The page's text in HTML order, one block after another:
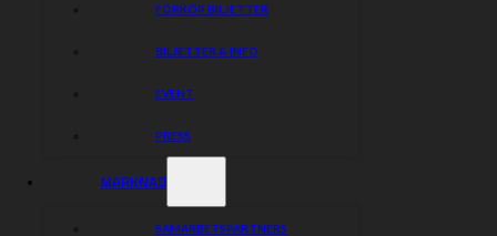
FÖRKÖP BILJETTER
BILJETTER & INFO
EVENT
PRESS
MARKNAD
SAMARBETSPARTNERS